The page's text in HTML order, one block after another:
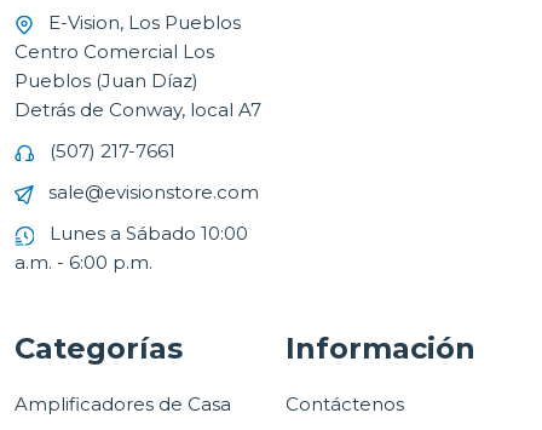
E-Vision, Los Pueblos
Centro Comercial Los
Pueblos (Juan Díaz)
Detrás de Conway, local A7
(507) 217-7661
sale@evisionstore.com
Lunes a Sábado 10:00
a.m. - 6:00 p.m.
Categorías
Amplificadores de Casa
Información
Contáctenos